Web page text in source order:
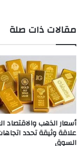
مقالات ذات صلة
أسعار الذهب والاقتصاد
علاقة وثيقة تحدد
السوق